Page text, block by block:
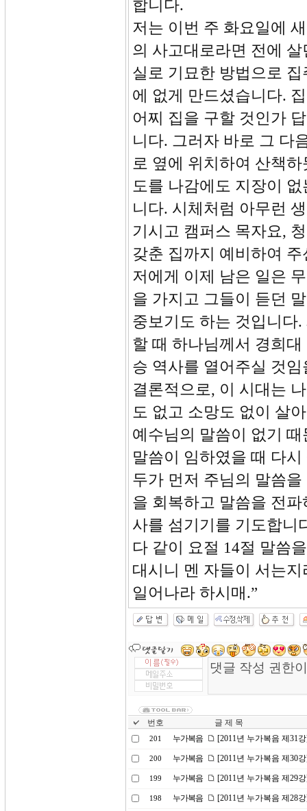
합니다.
저는 이번 주 화요일에
의 사고대로라면 전에
실로 기묘한 방법으로
에 없게 만드셨습니다.
어찌 집을 구할 것인가
니다. 그러자 바로 그 다
로 옆에 위치하여 산책
도를 나감에도 지장이
니다. 시체처럼 아무런
기시고 캠퍼스 목자요,
갖춘 집까지 예비하여
저에게 이제 남은 일은
을 가지고 그들이 듣던
중보기도 하는 것입니다
할 때 하나님께서 경희
승 역사를 열어주실 것
결론적으로, 이 시대는
도 없고 소망도 없이 살
예수님의 말씀이 없기
말씀이 임하였을 때 다
두가 먼저 주님의 말씀
을 회복하고 말씀을 전
사를 섬기기를 기도합니
다 같이 요절 14절 말씀
대시니 멘 자들이 서는
일어나라 하시매.”
번호 글 제 목
201 누가복음 [2011년 누가복음 제31
200 누가복음 [2011년 누가복음 제30
199 누가복음 [2011년 누가복음 제29
198 누가복음 [2011년 누가복음 제28